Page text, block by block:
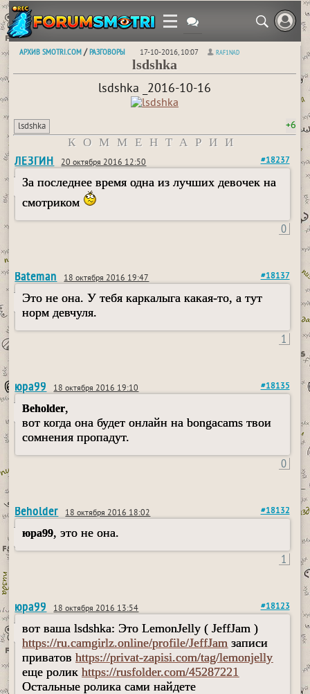
АРХИВ SMOTRI.COM /РАЗГОВОРЫ 17-10-2016, 10:07 RAF1NAD
lsdshka
lsdshka _2016-10-16
lsdshka +6
КОММЕНТАРИИ
ЛЕЗГИН 20 октября 2016 12:50 #18237
За последнее время одна из лучших девочек на
смотриком
0
Bateman 18 октября 2016 19:47 #18137
Это не она. У тебя каркалыга какая-то, а тут
норм девчуля.
1
юра99 18 октября 2016 19:10 #18135
Beholder,
вот когда она будет онлайн на bongacams твои
сомнения пропадут.
0
Beholder 18 октября 2016 18:02 #18132
юра99, это не она.
1
юра99 18 октября 2016 13:54 #18123
вот ваша lsdshka: Это LemonJelly ( JeffJam )
https://ru.camgirlz.online/profile/JeffJam записи
приватовhttps://privat-zapisi.com/tag/lemonjelly
еще роликhttps://rusfolder.com/45287221
Остальные ролика сами найдете